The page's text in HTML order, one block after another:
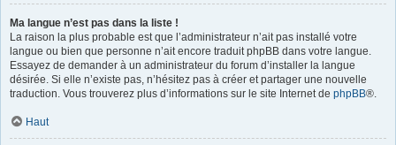
Ma langue n’est pas dans la liste !
La raison la plus probable est que l’administrateur n’ait pas installé votre
langue ou bien que personne n’ait encore traduit phpBB dans votre langue.
Essayez de demander à un administrateur du forum d’installer la langue
désirée. Si elle n’existe pas, n’hésitez pas à créer et partager une nouvelle
traduction. Vous trouverez plus d’informations sur le site Internet de phpBB®.
Haut